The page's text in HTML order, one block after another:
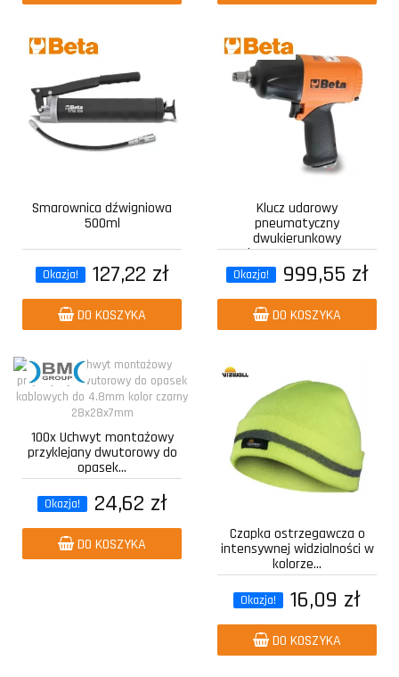
Smarownica dźwigniowa
500ml
Okazja! 127,22 zł
DO KOSZYKA
Klucz udarowy
pneumatyczny
dwukierunkowy
kompozytowy z...
Okazja! 999,55 zł
DO KOSZYKA
100x Uchwyt montażowy
przyklejany dwutorowy do
opasek...
Okazja! 24,62 zł
DO KOSZYKA
Czapka ostrzegawcza o
intensywnej widzialności w
kolorze...
Okazja! 16,09 zł
DO KOSZYKA